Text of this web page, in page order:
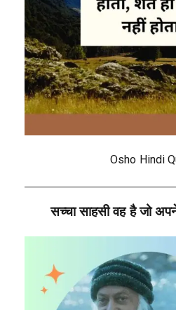
Osho Hindi
सच्चा साहसी वह है जो